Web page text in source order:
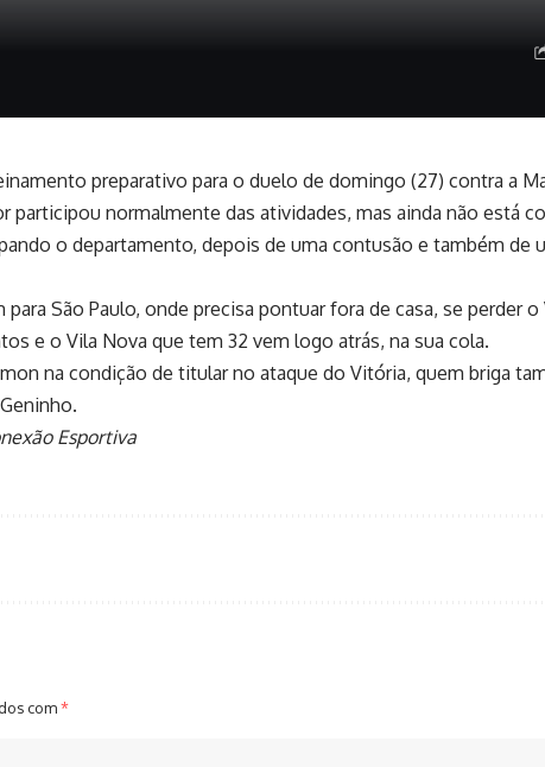
preparativo para o duelo de domingo (27) contra a
participou normalmente das atividades, mas ainda não está
o departamento, depois de uma contusão e também de
São Paulo, onde precisa pontuar fora de casa, se perder
e o Vila Nova que tem 32 vem logo atrás, na sua cola.
na condição de titular no ataque do Vitória, quem briga
Esportiva
com*